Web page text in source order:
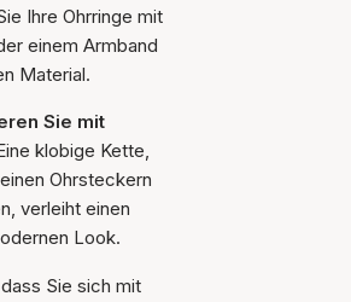
Ihre Ohrringe mit
einem Armband
Material.
Sie mit
klobige Kette,
Ohrsteckern
verleiht einen
Look.
Sie sich mit